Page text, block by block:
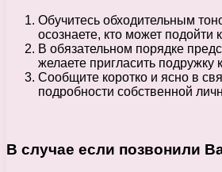
Обучитесь обходительным
осознаете, кто может
В обязательном порядке
желаете пригласить
Сообщите коротко и ясно в
подробности собственной
В случае если позвонили